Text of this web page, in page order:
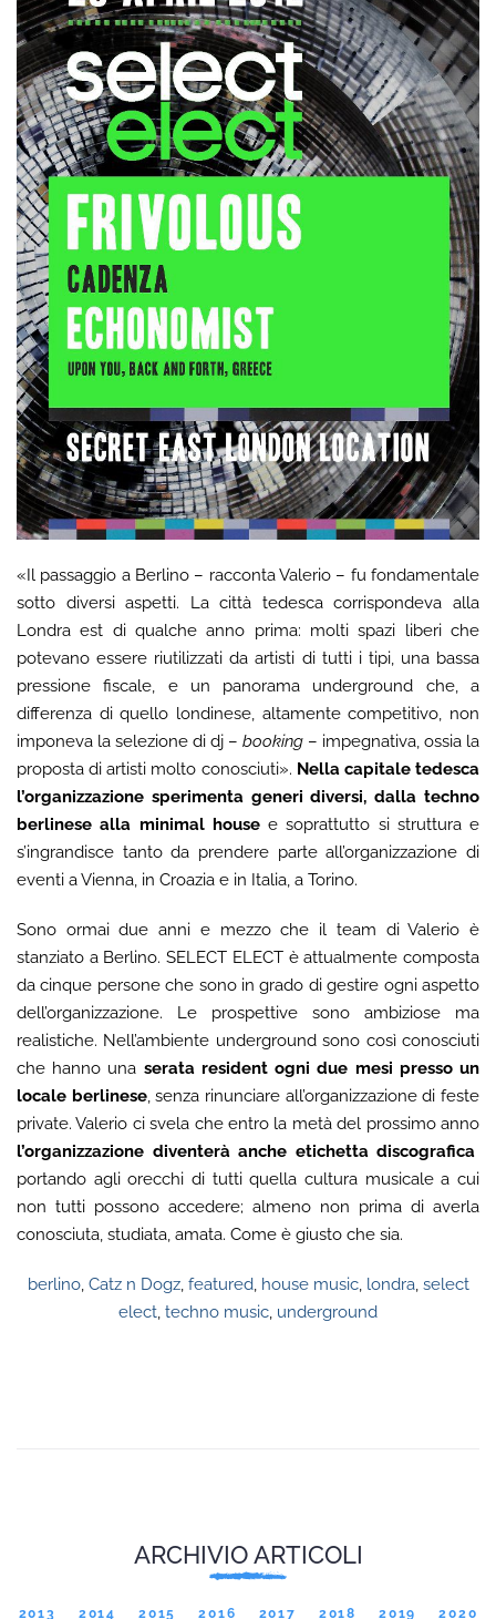
«Il passaggio a Berlino – racconta Valerio – fu fondamentale
sotto diversi aspetti. La città tedesca corrispondeva alla
Londra est di qualche anno prima: molti spazi liberi che
potevano essere riutilizzati da artisti di tutti i tipi, una bassa
pressione fiscale, e un panorama underground che, a
differenza di quello londinese, altamente competitivo, non
imponeva la selezione di dj – booking – impegnativa, ossia la
proposta di artisti molto conosciuti». Nella capitale tedesca
l’organizzazione sperimenta generi diversi, dalla techno
berlinese alla minimal housee soprattutto si struttura e
s’ingrandisce tanto da prendere parte all’organizzazione di
eventi a Vienna, in Croazia e in Italia, a Torino.
Sono ormai due anni e mezzo che il team di Valerio è
stanziato a Berlino. SELECT ELECT è attualmente composta
da cinque persone che sono in grado di gestire ogni aspetto
dell’organizzazione. Le prospettive sono ambiziose ma
realistiche. Nell’ambiente underground sono così conosciuti
che hanno una serata resident ogni due mesi presso un
locale berlinese, senza rinunciare all’organizzazione di feste
private. Valerio ci svela che entro la metà del prossimo anno
l’organizzazione diventerà anche etichetta discografica
portando agli orecchi di tutti quella cultura musicale a cui
non tutti possono accedere; almeno non prima di averla
conosciuta, studiata, amata. Come è giusto che sia.
berlino, Catz n Dogz, featured, house music, londra, select
elect, techno music, underground
ARCHIVIO ARTICOLI
2013 2014 2015 2016 2017 2018 2019 2020